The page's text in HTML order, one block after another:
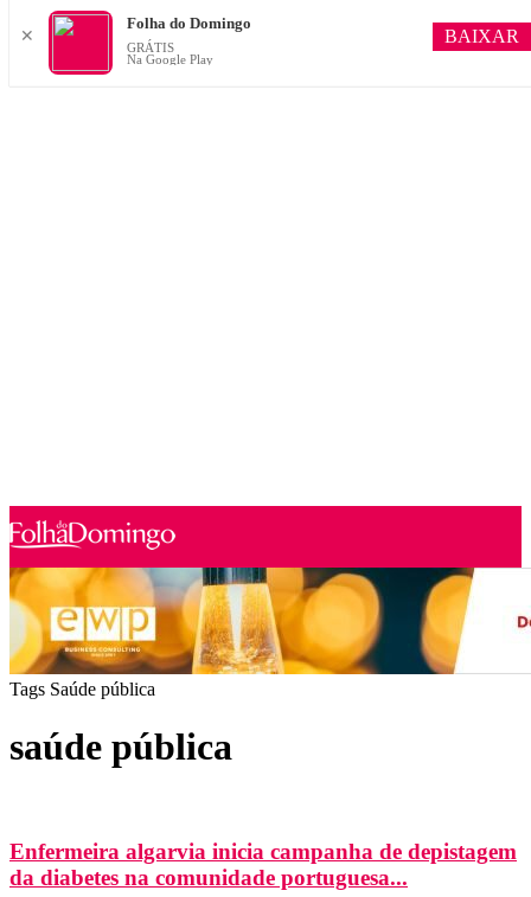
Tags Saúde pública
saúde pública
Enfermeira algarvia inicia campanha de depistagem
da diabetes na comunidade portuguesa...
✕
Folha do Domingo
GRÁTIS
Na Google Play
BAIXAR